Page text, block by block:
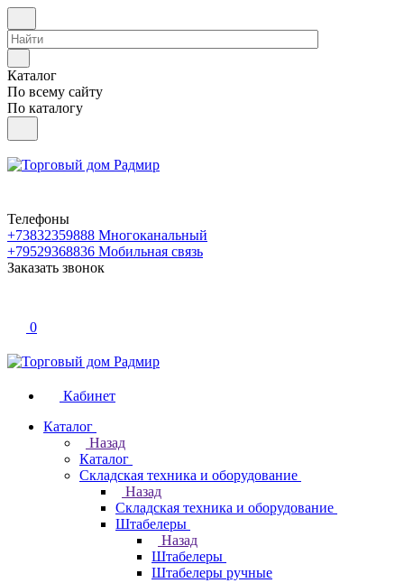
Каталог
По всему сайту
По каталогу
Телефоны
+73832359888 Многоканальный
+79529368836 Мобильная связь
Заказать звонок
0
Кабинет
Каталог
Назад
Каталог
Складская техника и оборудование
Назад
Складская техника и оборудование
Штабелеры
Назад
Штабелеры
Штабелеры ручные